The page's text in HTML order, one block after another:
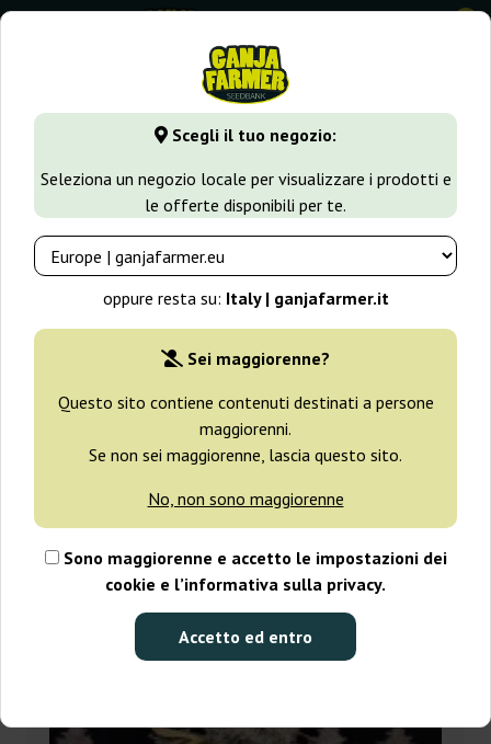
Scegli il tuo negozio:
Seleziona un negozio locale per visualizzare i prodotti e
le offerte disponibili per te.
oppure resta su: Italy | ganjafarmer.it
Sei maggiorenne?
Questo sito contiene contenuti destinati a persone
maggiorenni.
Se non sei maggiorenne, lascia questo sito.
No, non sono maggiorenne
Sono maggiorenne e accetto le impostazioni dei
cookie e l’informativa sulla privacy.
Accetto ed entro
0
GanjaFarmer.it Varietà di Cannabis Wedding Cake
Wedding Cake Semi
Filtri Ordinamento